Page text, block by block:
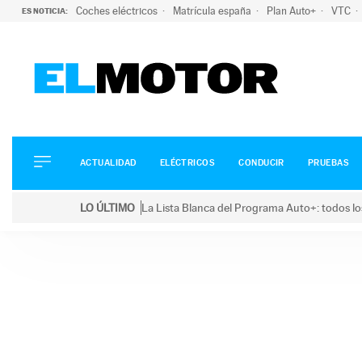
ES NOTICIA: Coches eléctricos Matrícula españa Plan Auto+ VTC
ELÉCTRICOS
CONDUCIR
ACTUALIDAD ELÉCTRICOS CONDUCIR PRUEBAS
LO ÚLTIMO La Lista Blanca del Programa Auto+: todos